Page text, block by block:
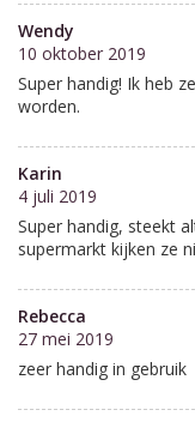
Wendy
10 oktober 2019
Super handig! Ik heb
worden.
Karin
4 juli 2019
Super handig, steekt
supermarkt kijken ze
Rebecca
27 mei 2019
zeer handig in gebruik